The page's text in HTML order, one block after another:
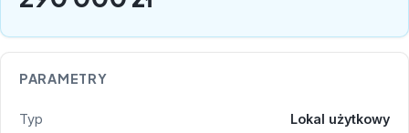
PARAMETRY
Typ Lokal użytkowy